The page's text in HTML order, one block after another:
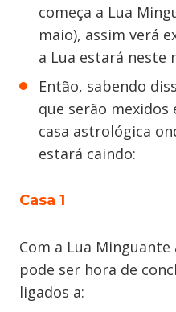
começa a Lua
maio), assim verá
a Lua estará neste
Então, sabendo
que serão mexidos
casa astrológica
estará caindo:
Casa 1
Com a Lua Minguante
pode ser hora de
ligados a: